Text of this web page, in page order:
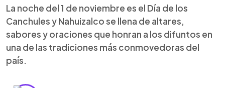
La noche del 1 de noviembre es el Día de los
Canchules y Nahuizalco se llena de altares,
sabores y oraciones que honran a los difuntos en
una de las tradiciones más conmovedoras del
país.